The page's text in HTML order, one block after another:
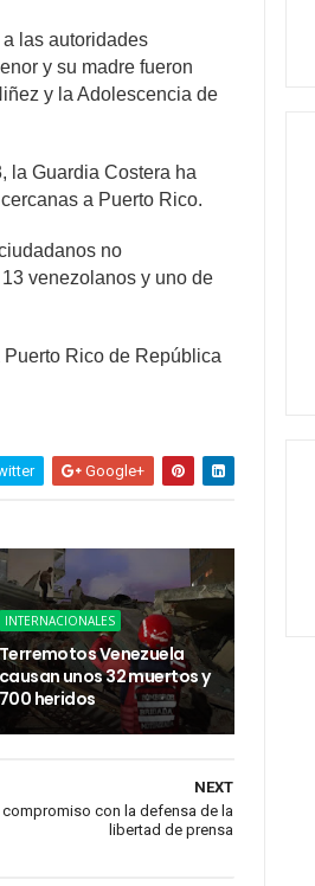
las autoridades
y su madre fueron
y la Adolescencia de
la Guardia Costera ha
a Puerto Rico.
no
venezolanos y uno de
Rico de República
Google+
INTERNACIONALES
Venezuela
causan unos 32 muertos y
700 heridos
NEXT
con la defensa de la
libertad de prensa